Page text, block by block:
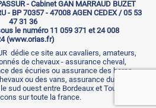
- Cabinet GAN MARRAUD BUZET
- BP 70357 - 47008 AGEN CEDEX / 05 53
47 31 36
le numéro 11 059 371 et 24 008
(www.orias.fr)
dédie ce site aux cavaliers, amateurs,
de chevaux - assurance cheval,
des écuries ou assurance des haras,
ou des vans, assurance du cavalier.
sud ouest entre Bordeaux et Toulouse et
sur toute la france.